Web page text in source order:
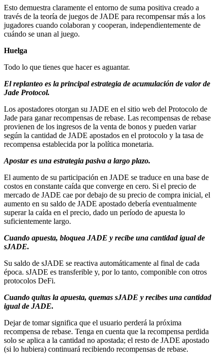
Esto demuestra claramente el entorno de suma positiva creado a
través de la teoría de juegos de JADE para recompensar más a los
jugadores cuando colaboran y cooperan, independientemente de
cuándo se unan al juego.
Huelga
Todo lo que tienes que hacer es aguantar.
El replanteo es la principal estrategia de acumulación de valor de
Jade Protocol.
Los apostadores otorgan su JADE en el sitio web del Protocolo de
Jade para ganar recompensas de rebase. Las recompensas de rebase
provienen de los ingresos de la venta de bonos y pueden variar
según la cantidad de JADE apostados en el protocolo y la tasa de
recompensa establecida por la política monetaria.
Apostar es una estrategia pasiva a largo plazo.
El aumento de su participación en JADE se traduce en una base de
costos en constante caída que converge en cero. Si el precio de
mercado de JADE cae por debajo de su precio de compra inicial, el
aumento en su saldo de JADE apostado debería eventualmente
superar la caída en el precio, dado un período de apuesta lo
suficientemente largo.
Cuando apuesta, bloquea JADE y recibe una cantidad igual de
sJADE.
Su saldo de sJADE se reactiva automáticamente al final de cada
época. sJADE es transferible y, por lo tanto, componible con otros
protocolos DeFi.
Cuando quitas la apuesta, quemas sJADE y recibes una cantidad
igual de JADE.
Dejar de tomar significa que el usuario perderá la próxima
recompensa de rebase. Tenga en cuenta que la recompensa perdida
solo se aplica a la cantidad no apostada; el resto de JADE apostado
(si lo hubiera) continuará recibiendo recompensas de rebase.